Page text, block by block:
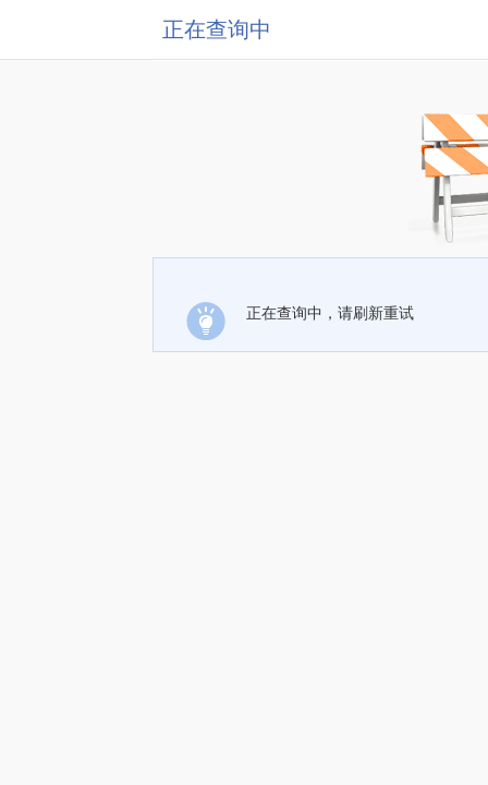
正在查询中
正在查询中，请刷新重试